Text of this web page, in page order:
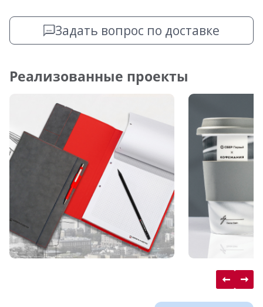
Задать вопрос по доставке
Реализованные проекты